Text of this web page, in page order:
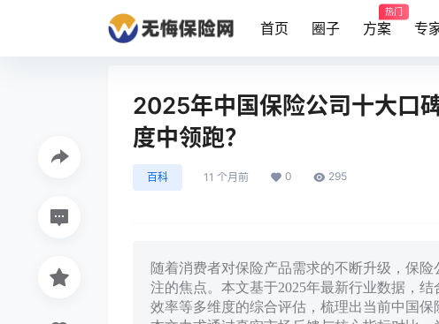
首页 圈子 方案
热门
专
2025年中国保险公司十大口
度中领跑？
百科 11 个月前 0 295
随着消费者对保险产品需求的不断升级，保
注的焦点。本文基于2025年最新行业数据，
效率等多维度的综合评估，梳理出当前中国